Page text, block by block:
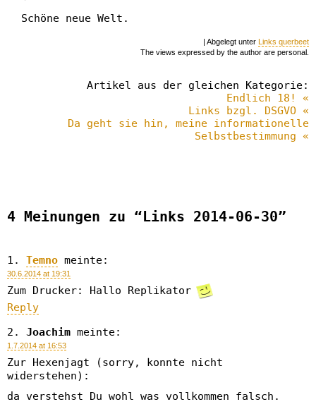
Schöne neue Welt.
| Abgelegt unter Links querbeet
The views expressed by the author are personal.
Artikel aus der gleichen Kategorie:
Endlich 18! «
Links bzgl. DSGVO «
Da geht sie hin, meine informationelle
Selbstbestimmung «
4 Meinungen zu “Links 2014-06-30”
Temno meinte:
30.6.2014 at 19:31
Zum Drucker: Hallo Replikator
Reply
Joachim meinte:
1.7.2014 at 16:53
Zur Hexenjagt (sorry, konnte nicht
widerstehen):
da verstehst Du wohl was vollkommen falsch.